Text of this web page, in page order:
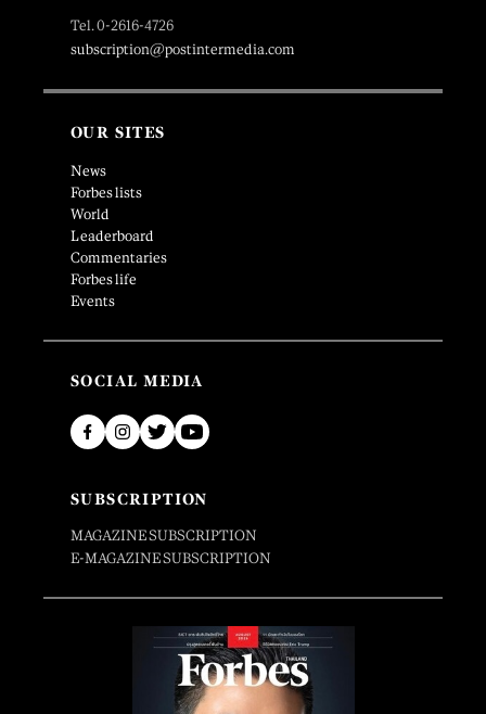
Tel. 0-2616-4726
subscription@postintermedia.com
OUR SITES
News
Forbes lists
World
Leaderboard
Commentaries
Forbes life
Events
SOCIAL MEDIA
SUBSCRIPTION
MAGAZINE SUBSCRIPTION
E-MAGAZINE SUBSCRIPTION